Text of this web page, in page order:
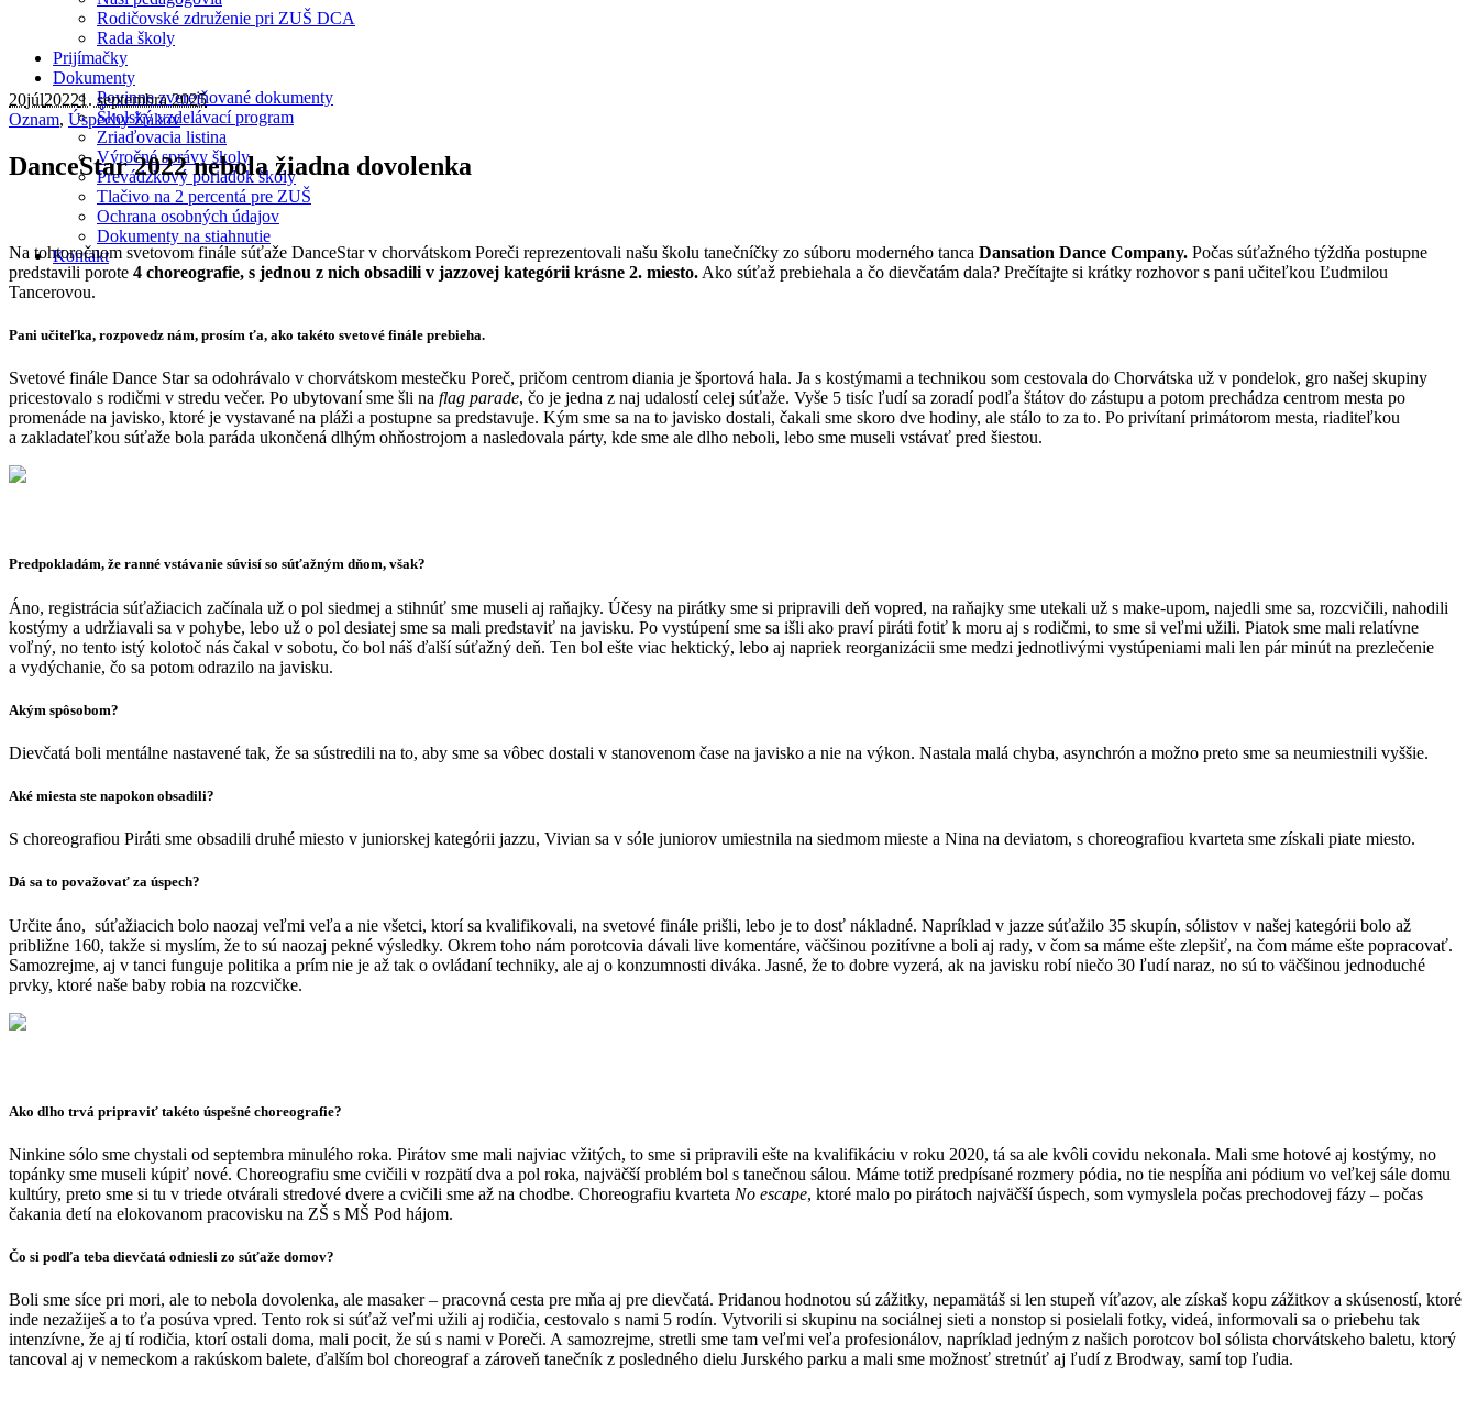
Rodičovské združenie pri ZUŠ DCA
Rada školy
Prijímačky
Dokumenty
Povinne zverejňované dokumenty
Školský vzdelávací program
Zriaďovacia listina
Výročné správy školy
Prevádzkový poriadok školy
Tlačivo na 2 percentá pre ZUŠ
Ochrana osobných údajov
Dokumenty na stiahnutie
Kontakt
20júl20221. septembra 2025
Oznam, Úspechy žiakov
DanceStar 2022 nebola žiadna dovolenka
Na tohtoročnom svetovom finále súťaže DanceStar v chorvátskom Poreči reprezentovali našu školu tanečníčky zo súboru moderného tanca Dansation Dance Company. Počas súťažného týždňa postupne
predstavili porote 4 choreografie, s jednou z nich obsadili v jazzovej kategórii krásne 2. miesto. Ako súťaž prebiehala a čo dievčatám dala? Prečítajte si krátky rozhovor s pani učiteľkou Ľudmilou
Tancerovou.
Pani učiteľka, rozpovedz nám, prosím ťa, ako takéto svetové finále prebieha.
Svetové finále Dance Star sa odohrávalo v chorvátskom mestečku Poreč, pričom centrom diania je športová hala. Ja s kostýmami a technikou som cestovala do Chorvátska už v pondelok, gro našej skupiny
pricestovalo s rodičmi v stredu večer. Po ubytovaní sme šli na flag parade, čo je jedna z naj udalostí celej súťaže. Vyše 5 tisíc ľudí sa zoradí podľa štátov do zástupu a potom prechádza centrom mesta po
promenáde na javisko, ktoré je vystavané na pláži a postupne sa predstavuje. Kým sme sa na to javisko dostali, čakali sme skoro dve hodiny, ale stálo to za to. Po privítaní primátorom mesta, riaditeľkou
a zakladateľkou súťaže bola paráda ukončená dlhým ohňostrojom a nasledovala párty, kde sme ale dlho neboli, lebo sme museli vstávať pred šiestou.
Predpokladám, že ranné vstávanie súvisí so súťažným dňom, však?
Áno, registrácia súťažiacich začínala už o pol siedmej a stihnúť sme museli aj raňajky. Účesy na pirátky sme si pripravili deň vopred, na raňajky sme utekali už s make-upom, najedli sme sa, rozcvičili, nahodili
kostýmy a udržiavali sa v pohybe, lebo už o pol desiatej sme sa mali predstaviť na javisku. Po vystúpení sme sa išli ako praví piráti fotiť k moru aj s rodičmi, to sme si veľmi užili. Piatok sme mali relatívne
voľný, no tento istý kolotoč nás čakal v sobotu, čo bol náš ďalší súťažný deň. Ten bol ešte viac hektický, lebo aj napriek reorganizácii sme medzi jednotlivými vystúpeniami mali len pár minút na prezlečenie
a vydýchanie, čo sa potom odrazilo na javisku.
Akým spôsobom?
Dievčatá boli mentálne nastavené tak, že sa sústredili na to, aby sme sa vôbec dostali v stanovenom čase na javisko a nie na výkon. Nastala malá chyba, asynchrón a možno preto sme sa neumiestnili vyššie.
Aké miesta ste napokon obsadili?
S choreografiou Piráti sme obsadili druhé miesto v juniorskej kategórii jazzu, Vivian sa v sóle juniorov umiestnila na siedmom mieste a Nina na deviatom, s choreografiou kvarteta sme získali piate miesto.
Dá sa to považovať za úspech?
Určite áno, súťažiacich bolo naozaj veľmi veľa a nie všetci, ktorí sa kvalifikovali, na svetové finále prišli, lebo je to dosť nákladné. Napríklad v jazze súťažilo 35 skupín, sólistov v našej kategórii bolo až
približne 160, takže si myslím, že to sú naozaj pekné výsledky. Okrem toho nám porotcovia dávali live komentáre, väčšinou pozitívne a boli aj rady, v čom sa máme ešte zlepšiť, na čom máme ešte popracovať.
Samozrejme, aj v tanci funguje politika a prím nie je až tak o ovládaní techniky, ale aj o konzumnosti diváka. Jasné, že to dobre vyzerá, ak na javisku robí niečo 30 ľudí naraz, no sú to väčšinou jednoduché
prvky, ktoré naše baby robia na rozcvičke.
Ako dlho trvá pripraviť takéto úspešné choreografie?
Ninkine sólo sme chystali od septembra minulého roka. Pirátov sme mali najviac vžitých, to sme si pripravili ešte na kvalifikáciu v roku 2020, tá sa ale kvôli covidu nekonala. Mali sme hotové aj kostýmy, no
topánky sme museli kúpiť nové. Choreografiu sme cvičili v rozpätí dva a pol roka, najväčší problém bol s tanečnou sálou. Máme totiž predpísané rozmery pódia, no tie nespĺňa ani pódium vo veľkej sále domu
kultúry, preto sme si tu v triede otvárali stredové dvere a cvičili sme až na chodbe. Choreografiu kvarteta No escape, ktoré malo po pirátoch najväčší úspech, som vymyslela počas prechodovej fázy – počas
čakania detí na elokovanom pracovisku na ZŠ s MŠ Pod hájom.
Čo si podľa teba dievčatá odniesli zo súťaže domov?
Boli sme síce pri mori, ale to nebola dovolenka, ale masaker – pracovná cesta pre mňa aj pre dievčatá. Pridanou hodnotou sú zážitky, nepamätáš si len stupeň víťazov, ale získaš kopu zážitkov a skúseností, ktoré
inde nezažiješ a to ťa posúva vpred. Tento rok si súťaž veľmi užili aj rodičia, cestovalo s nami 5 rodín. Vytvorili si skupinu na sociálnej sieti a nonstop si posielali fotky, videá, informovali sa o priebehu tak
intenzívne, že aj tí rodičia, ktorí ostali doma, mali pocit, že sú s nami v Poreči. A samozrejme, stretli sme tam veľmi veľa profesionálov, napríklad jedným z našich porotcov bol sólista chorvátskeho baletu, ktorý
tancoval aj v nemeckom a rakúskom balete, ďalším bol choreograf a zároveň tanečník z posledného dielu Jurského parku a mali sme možnosť stretnúť aj ľudí z Brodway, samí top ľudia.